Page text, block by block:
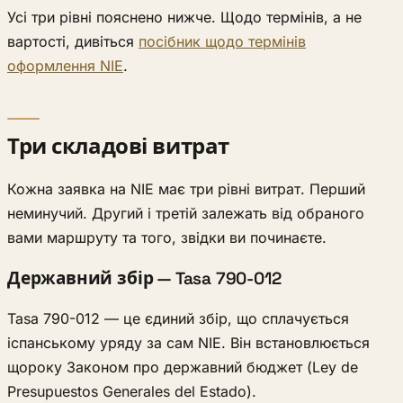
Усі три рівні пояснено нижче. Щодо термінів, а не
вартості, дивіться посібник щодо термінів
оформлення NIE.
Три складові витрат
Кожна заявка на NIE має три рівні витрат. Перший
неминучий. Другий і третій залежать від обраного
вами маршруту та того, звідки ви починаєте.
Державний збір — Tasa 790-012
Tasa 790-012 — це єдиний збір, що сплачується
іспанському уряду за сам NIE. Він встановлюється
щороку Законом про державний бюджет (Ley de
Presupuestos Generales del Estado).